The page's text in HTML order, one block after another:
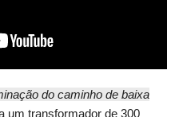
do caminho de baixa
um transformador de 300